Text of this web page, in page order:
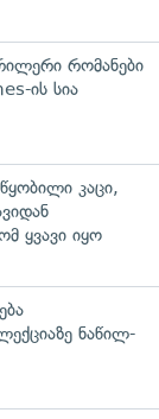
რომანები
ის სია
კაცი,
ყვავი იყო
ნაწილ-